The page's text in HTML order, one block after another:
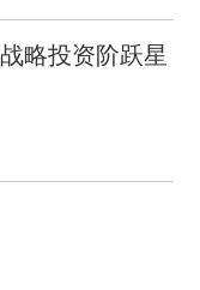
略投资阶跃星